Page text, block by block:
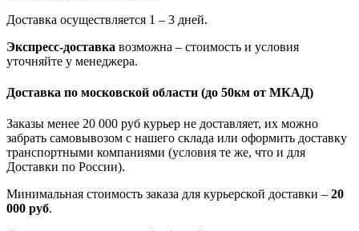
Доставка осуществляется 1 – 3 дней.
Экспресс-доставка возможна – стоимость и условия
уточняйте у менеджера.
Доставка по московской области (до 50км от МКАД)
Заказы менее 20 000 руб курьер не доставляет, их можно
забрать самовывозом с нашего склада или оформить доставку
транспортными компаниями (условия те же, что и для
Доставки по России).
Минимальная стоимость заказа для курьерской доставки – 20
000 руб.